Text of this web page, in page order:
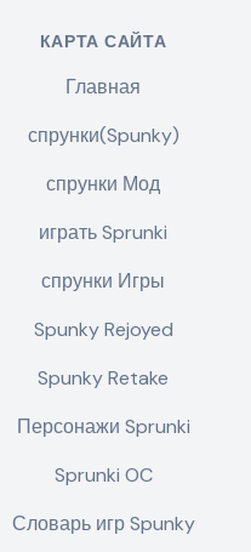
КАРТА САЙТА
Главная
спрунки(Spunky)
спрунки Мод
играть Sprunki
спрунки Игры
Spunky Rejoyed
Spunky Retake
Персонажи Sprunki
Sprunki OC
Словарь игр Spunky